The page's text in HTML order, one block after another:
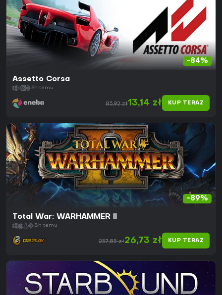
-84%
Assetto Corsa
9h temu
85,92 zł13,14 zł KUP TERAZ
-89%
Total War: WARHAMMER II
8h temu
257,85 zł26,73 zł KUP TERAZ